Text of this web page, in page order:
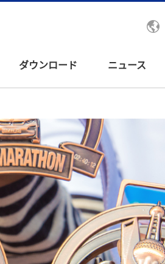
ダウンロード ニュース